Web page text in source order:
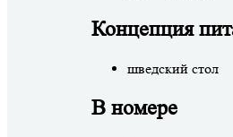
Концепция
шведский стол
В номере